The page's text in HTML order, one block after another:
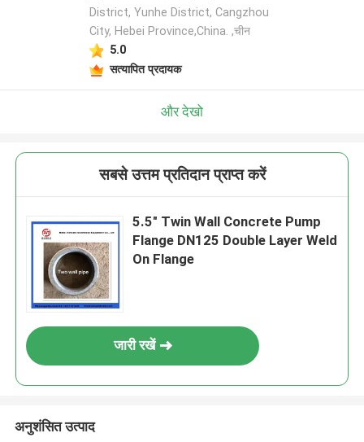
District, Yunhe District, Cangzhou
City, Hebei Province,China. ,चीन
5.0
सत्यापित प्रदायक
और देखो
सबसे उत्तम प्रतिदान प्राप्त करें
5.5" Twin Wall Concrete Pump
Flange DN125 Double Layer Weld
On Flange
जारी रखें
अनुशंसित उत्पाद